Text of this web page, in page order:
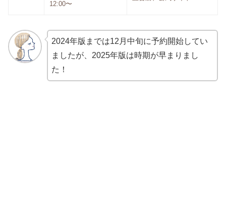
12:00〜
2024年版までは12月中旬に予約開始してい
ましたが、2025年版は時期が早まりまし
た！